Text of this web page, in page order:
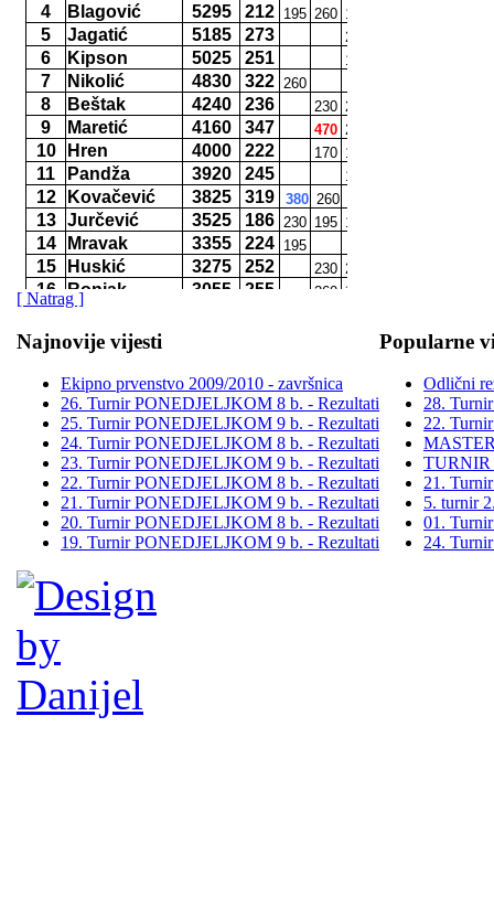
[ Natrag ]
Najnovije vijesti
Ekipno prvenstvo 2009/2010 - završnica
26. Turnir PONEDJELJKOM 8 b. - Rezultati
25. Turnir PONEDJELJKOM 9 b. - Rezultati
24. Turnir PONEDJELJKOM 8 b. - Rezultati
23. Turnir PONEDJELJKOM 9 b. - Rezultati
22. Turnir PONEDJELJKOM 8 b. - Rezultati
21. Turnir PONEDJELJKOM 9 b. - Rezultati
20. Turnir PONEDJELJKOM 8 b. - Rezultati
19. Turnir PONEDJELJKOM 9 b. - Rezultati
Popularne
Odlični
28.
22.
TURNIR
21.
5. turnir
01.
24.